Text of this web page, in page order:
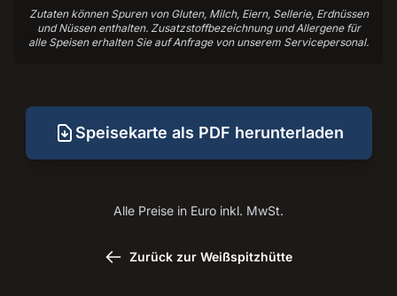
Zutaten können Spuren von Gluten, Milch, Eiern, Sellerie, Erdnüssen
und Nüssen enthalten. Zusatzstoffbezeichnung und Allergene für
alle Speisen erhalten Sie auf Anfrage von unserem Servicepersonal.
Speisekarte als PDF herunterladen
Alle Preise in Euro inkl. MwSt.
Zurück zur Weißspitzhütte